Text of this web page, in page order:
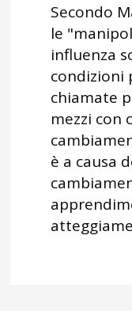
Secondo
le
influenza
condizioni
chiamate
mezzi con
è a causa